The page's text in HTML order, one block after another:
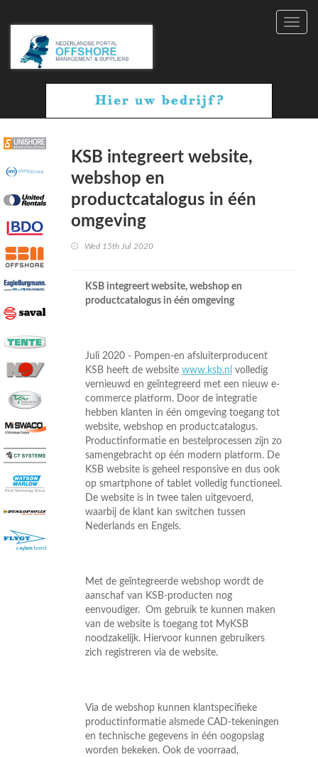
KSB integreert website,
webshop en
productcatalogus in één
omgeving
Wed 15th Jul 2020
KSB integreert website, webshop en
productcatalogus in één omgeving
Juli 2020 - Pompen-en afsluiterproducent
KSB heeft de website www.ksb.nl volledig
vernieuwd en geïntegreerd met een nieuw e-
commerce platform. Door de integratie
hebben klanten in één omgeving toegang tot
website, webshop en productcatalogus.
Productinformatie en bestelprocessen zijn zo
samengebracht op één modern platform. De
KSB website is geheel responsive en dus ook
op smartphone of tablet volledig functioneel.
De website is in twee talen uitgevoerd,
waarbij de klant kan switchen tussen
Nederlands en Engels.
Met de geïntegreerde webshop wordt de
aanschaf van KSB-producten nog
eenvoudiger. Om gebruik te kunnen maken
van de website is toegang tot MyKSB
noodzakelijk. Hiervoor kunnen gebruikers
zich registreren via de website.
Via de webshop kunnen klantspecifieke
productinformatie alsmede CAD-tekeningen
en technische gegevens in één oogopslag
worden bekeken. Ook de voorraad,